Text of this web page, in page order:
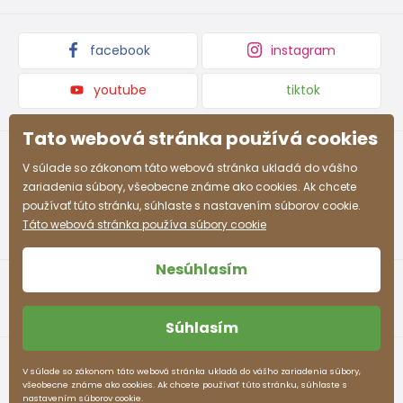
rokov
60 - 62
9-10
rokov
134 - 140 69 - 72 62 - 63 74 - 77
10-11
rokov
140 - 146 72 - 75 63 - 64 77 -80
12-13
rokov
152 - 158 78 - 82 65 - 66
Približná tabuľka veľkostí pre chlapca
Veľkosť (cm) Výška (cm) Prsia (cm) Pás (cm)
3-4 rokov 98 - 104 55 - 57 53 - 54
facebook instagram
youtube tiktok
pidilidi.sk © 2026. WebdesignLitvanyi.sk.
Tato webová stránka používá cookies
V súlade so zákonom táto webová stránka ukladá do vášho
zariadenia súbory, všeobecne známe ako cookies. Ak chcete
používať túto stránku, súhlaste s nastavením súborov cookie.
Táto webová stránka používa súbory cookie
Nesúhlasím
Súhlasím
V súlade so zákonom táto webová stránka ukladá do vášho zariadenia súbory,
všeobecne známe ako cookies. Ak chcete používať túto stránku, súhlaste s
nastavením súborov cookie.